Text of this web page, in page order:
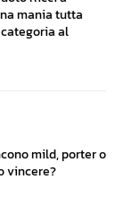
mania tutta
al
mild, porter o
vincere?